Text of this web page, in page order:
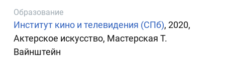
Образование
Институт кино и телевидения (СПб), 2020,
Актерское искусство, Мастерская Т.
Вайнштейн